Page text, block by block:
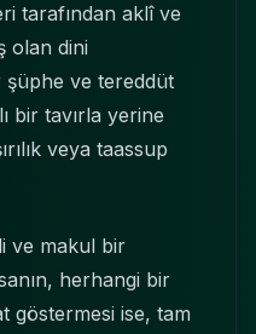
tarafından aklî ve
olan dini
şüphe ve tereddüt
bir tavırla yerine
veya taassup
ve makul bir
herhangi bir
göstermesi ise, tam